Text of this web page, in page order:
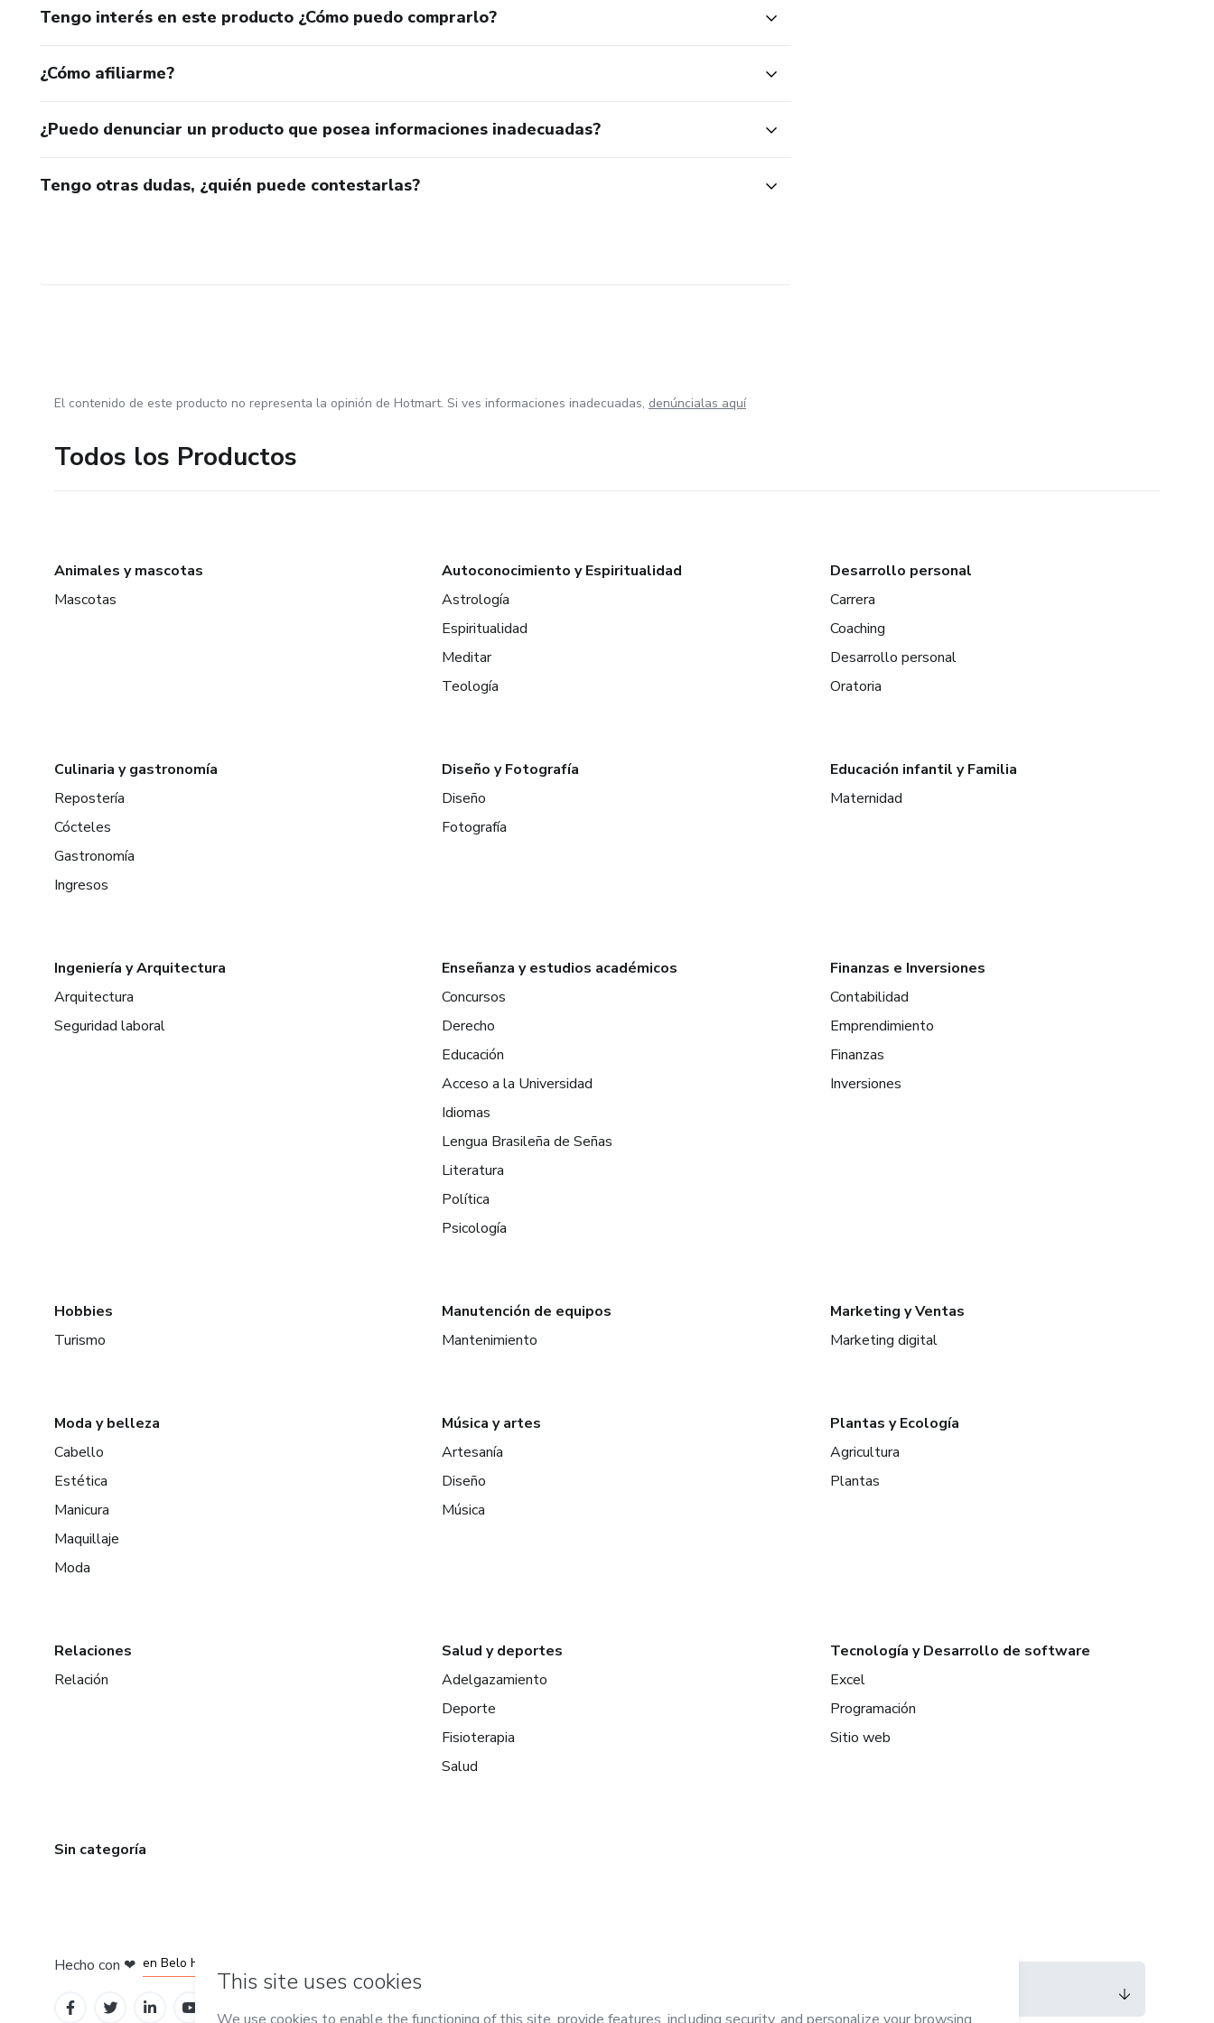
Tengo interés en este producto ¿Cómo puedo comprarlo?
¿Cómo afiliarme?
¿Puedo denunciar un producto que posea informaciones inadecuadas?
Tengo otras dudas, ¿quién puede contestarlas?
El contenido de este producto no representa la opinión de Hotmart. Si ves informaciones inadecuadas, denúncialas aquí
Todos los Productos
Animales y mascotas
Mascotas
Autoconocimiento y Espiritualidad
Astrología
Espiritualidad
Meditar
Teología
Desarrollo personal
Carrera
Coaching
Desarrollo personal
Oratoria
Culinaria y gastronomía
Repostería
Cócteles
Gastronomía
Ingresos
Diseño y Fotografía
Diseño
Fotografía
Educación infantil y Familia
Maternidad
Ingeniería y Arquitectura
Arquitectura
Seguridad laboral
Enseñanza y estudios académicos
Concursos
Derecho
Educación
Acceso a la Universidad
Idiomas
Lengua Brasileña de Señas
Literatura
Política
Psicología
Finanzas e Inversiones
Contabilidad
Emprendimiento
Finanzas
Inversiones
Hobbies
Turismo
Manutención de equipos
Mantenimiento
Marketing y Ventas
Marketing digital
Moda y belleza
Cabello
Estética
Manicura
Maquillaje
Moda
Música y artes
Artesanía
Diseño
Música
Plantas y Ecología
Agricultura
Plantas
Relaciones
Relación
Salud y deportes
Adelgazamiento
Deporte
Fisioterapia
Salud
Tecnología y Desarrollo de software
Excel
Programación
Sitio web
Sin categoría
Hecho con ❤ en Belo Horizonte